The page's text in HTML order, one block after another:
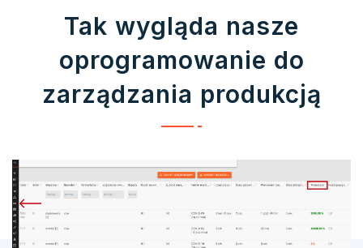
Tak wygląda nasze
oprogramowanie do
zarządzania produkcją